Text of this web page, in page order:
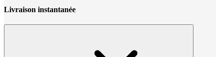
Livraison instantanée